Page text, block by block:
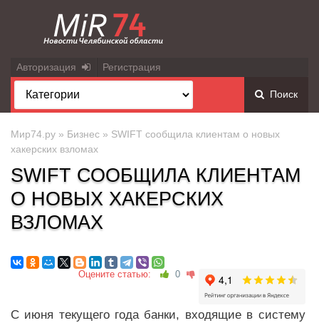
Авторизация Регистрация
Поиск
Мир74.ру » Бизнес » SWIFT сообщила клиентам о новых
хакерских взломах
SWIFT СООБЩИЛА КЛИЕНТАМ
О НОВЫХ ХАКЕРСКИХ
ВЗЛОМАХ
Оцените статью: 0
С июня текущего года банки, входящие в систему